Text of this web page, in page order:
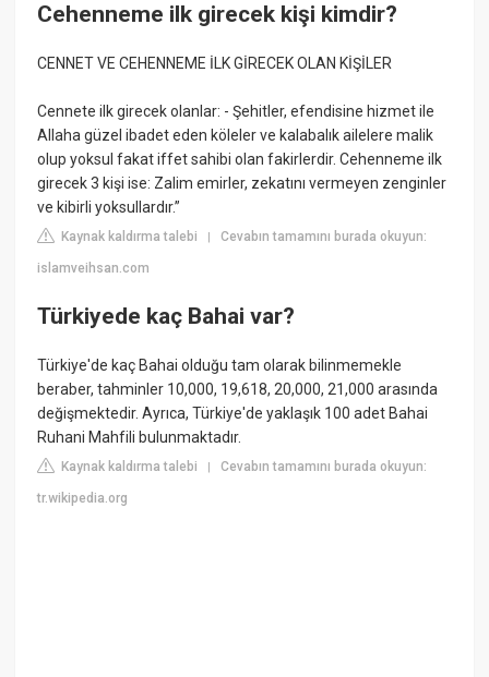
Cehenneme ilk girecek kişi kimdir?
CENNET VE CEHENNEME İLK GİRECEK OLAN KİŞİLER
Cennete ilk girecek olanlar: - Şehitler, efendisine hizmet ile
Allaha güzel ibadet eden köleler ve kalabalık ailelere malik
olup yoksul fakat iffet sahibi olan fakirlerdir. Cehenneme ilk
girecek 3 kişi ise: Zalim emirler, zekatını vermeyen zenginler
ve kibirli yoksullardır.”
Kaynak kaldırma talebi |Cevabın tamamını burada okuyun:
islamveihsan.com
Türkiyede kaç Bahai var?
Türkiye'de kaç Bahai olduğu tam olarak bilinmemekle
beraber, tahminler 10,000, 19,618, 20,000, 21,000 arasında
değişmektedir. Ayrıca, Türkiye'de yaklaşık 100 adet Bahai
Ruhani Mahfili bulunmaktadır.
Kaynak kaldırma talebi |Cevabın tamamını burada okuyun:
tr.wikipedia.org